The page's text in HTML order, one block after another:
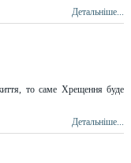
Детальніше...
то саме Хрещення буде
Детальніше...